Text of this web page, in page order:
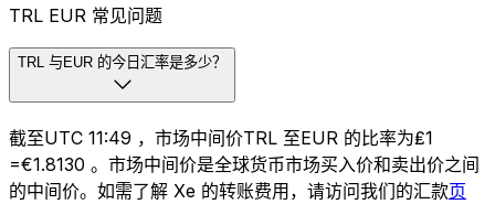
TRL EUR 常见问题
TRL 与EUR 的今日汇率是多少？
截至UTC 11:49 ，市场中间价TRL 至EUR 的比率为₤1
=€1.8130 。市场中间价是全球货币市场买入价和卖出价之间
的中间价。如需了解 Xe 的转账费用，请访问我们的汇款页